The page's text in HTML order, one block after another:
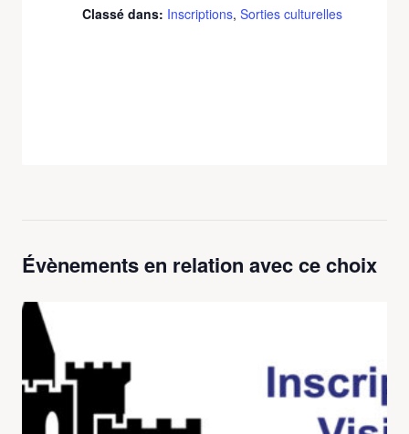
Classé dans: Inscriptions, Sorties culturelles
Évènements en relation avec ce choix